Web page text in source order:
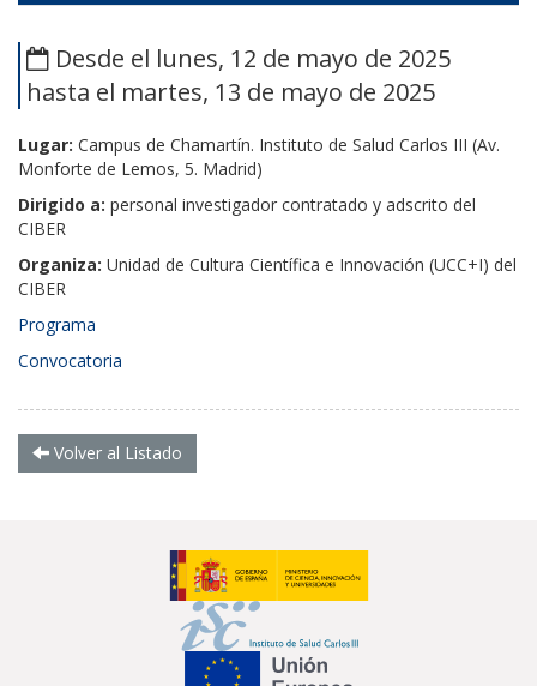
Desde el lunes, 12 de mayo de 2025
hasta el martes, 13 de mayo de 2025
Lugar: Campus de Chamartín. Instituto de Salud Carlos III (Av.
Monforte de Lemos, 5. Madrid)
Dirigido a: personal investigador contratado y adscrito del
CIBER
Organiza: Unidad de Cultura Científica e Innovación (UCC+I) del
CIBER
Programa
Convocatoria
Volver al Listado